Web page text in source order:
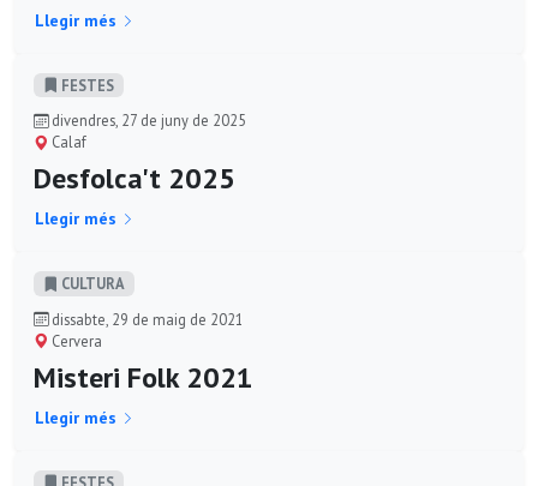
Llegir més
FESTES
divendres, 27 de juny de 2025
Calaf
Desfolca't 2025
Llegir més
CULTURA
dissabte, 29 de maig de 2021
Cervera
Misteri Folk 2021
Llegir més
FESTES